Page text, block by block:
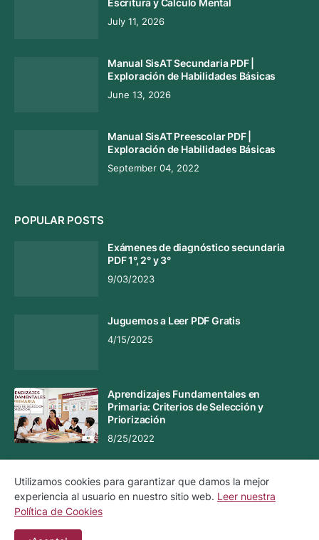
July 11, 2026
Manual SisAT Secundaria PDF |
Exploración de Habilidades Básicas
June 13, 2026
Manual SisAT Preescolar PDF |
Exploración de Habilidades Básicas
September 04, 2022
POPULAR POSTS
Exámenes de diagnóstico secundaria
PDF 1°, 2° y 3°
9/03/2023
Juguemos a Leer PDF Gratis
4/15/2025
Aprendizajes Fundamentales en
Primaria: Criterios de Selección y
Priorización
8/25/2022
Aviso Legal Aviso de Privacidad
Política de Cookies
Utilizamos cookies para garantizar que damos la mejor
experiencia al usuario en nuestro sitio web. Leer nuestra
Política de Cookies